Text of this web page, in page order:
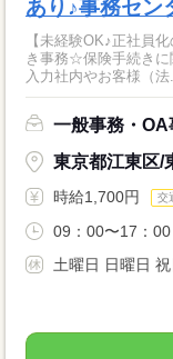
あり♪事務セ
【未経験OK♪正社員
き事務☆保険手続きに
入力社内やお客様（法
一般事務・OA
東京都江東区/
時給1,700円 交
09：00〜17：
土曜日 日曜日 祝